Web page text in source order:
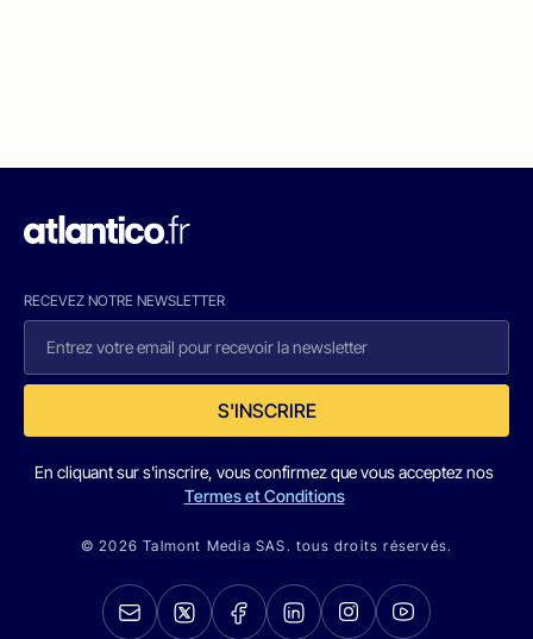
RECEVEZ NOTRE NEWSLETTER
S'INSCRIRE
En cliquant sur s'inscrire, vous confirmez que vous acceptez nos
Termes et Conditions
© 2026 Talmont Media SAS. tous droits réservés.